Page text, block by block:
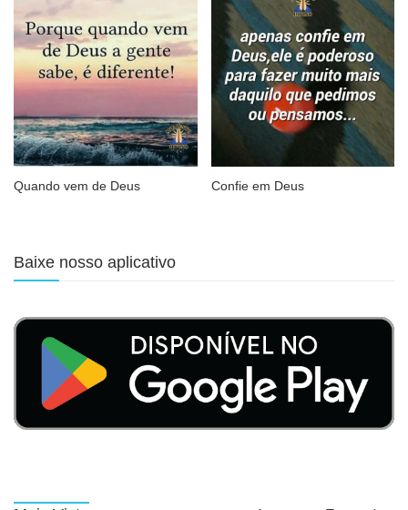
Quando vem de Deus Confie em Deus
Baixe nosso aplicativo